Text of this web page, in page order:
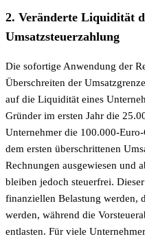
2. Veränderte Liquidität
Umsatzsteuerzahlung
Die sofortige Anwendung der
Überschreiten der
auf die Liquidität eines
Gründer im ersten Jahr die
Unternehmer die 100.000-
dem ersten überschrittenen
Rechnungen ausgewiesen und
bleiben jedoch steuerfrei.
finanziellen Belastung werden,
werden, während die
entlasten. Für viele